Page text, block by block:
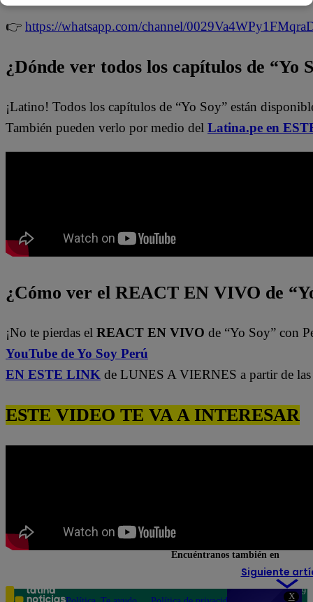
X
👉 https://whatsapp.com/channel/
¿Dónde ver todos los capítulos de “Yo
¡Latino! Todos los capítulos de “Yo Soy” están
También pueden verlo por medio del Latina.pe en
¿Cómo ver el REACT EN VIVO de
¡No te pierdas el REACT EN VIVO de “Yo Soy” con
YouTube de Yo Soy Perú
EN ESTE LINK de LUNES A VIERNES a partir de
ESTE VIDEO TE VA A INTERESAR
Siguiente
Encuéntranos también en
Teléfono: 219